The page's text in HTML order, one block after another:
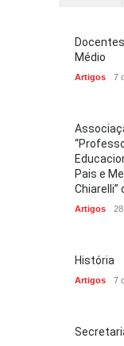
Médio
Artigos 7
Pais e
Chiarelli”
Artigos
História
Artigos 7